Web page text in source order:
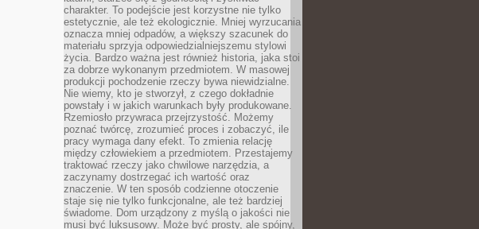
charakter. To podejście jest korzystne nie tylko
estetycznie, ale też ekologicznie. Mniej wyrzucania
oznacza mniej odpadów, a większy szacunek do
materiału sprzyja odpowiedzialniejszemu stylowi
życia. Bardzo ważna jest również historia, jaka stoi
za dobrze wykonanym przedmiotem. W masowej
produkcji pochodzenie rzeczy bywa niewidzialne.
Nie wiemy, kto je stworzył, z czego dokładnie
powstały i w jakich warunkach były produkowane.
Rzemiosło przywraca przejrzystość. Możemy
poznać twórcę, zrozumieć proces i zobaczyć, ile
pracy wymaga dany efekt. To zmienia relację
między człowiekiem a przedmiotem. Przestajemy
traktować rzeczy jako chwilowe narzędzia, a
zaczynamy dostrzegać ich wartość oraz
znaczenie. W ten sposób codzienne otoczenie
staje się nie tylko funkcjonalne, ale też bardziej
świadome. Dom urządzony z myślą o jakości nie
musi być luksusowy. Może być prosty, ale spójny,